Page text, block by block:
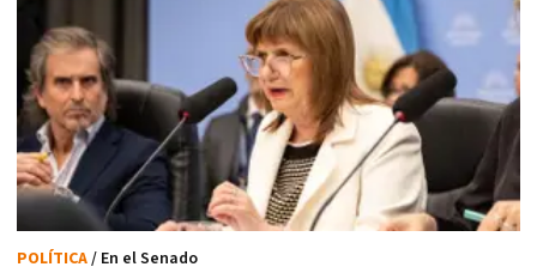
POLÍTICA/ En el Senado